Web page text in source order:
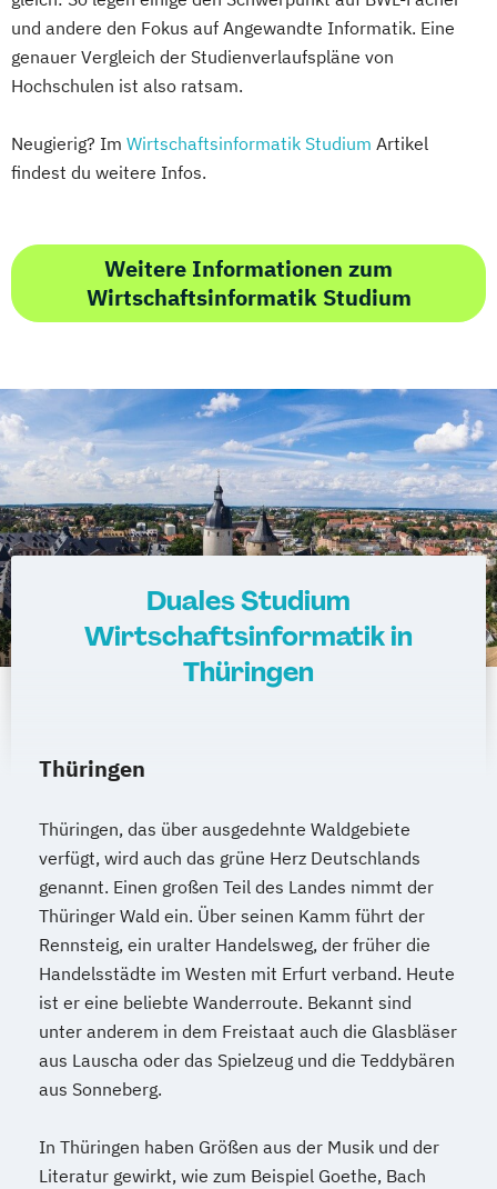
und andere den Fokus auf Angewandte Informatik. Eine
genauer Vergleich der Studienverlaufspläne von
Hochschulen ist also ratsam.
Neugierig? Im Wirtschaftsinformatik Studium Artikel
findest du weitere Infos.
Weitere Informationen zum
Wirtschaftsinformatik Studium
Duales Studium
Wirtschaftsinformatik in
Thüringen
Thüringen
Thüringen, das über ausgedehnte Waldgebiete
verfügt, wird auch das grüne Herz Deutschlands
genannt. Einen großen Teil des Landes nimmt der
Thüringer Wald ein. Über seinen Kamm führt der
Rennsteig, ein uralter Handelsweg, der früher die
Handelsstädte im Westen mit Erfurt verband. Heute
ist er eine beliebte Wanderroute. Bekannt sind
unter anderem in dem Freistaat auch die Glasbläser
aus Lauscha oder das Spielzeug und die Teddybären
aus Sonneberg.
In Thüringen haben Größen aus der Musik und der
Literatur gewirkt, wie zum Beispiel Goethe, Bach